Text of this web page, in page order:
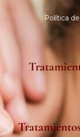
Política